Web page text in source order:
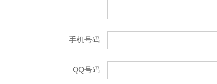
手机号码
QQ号码